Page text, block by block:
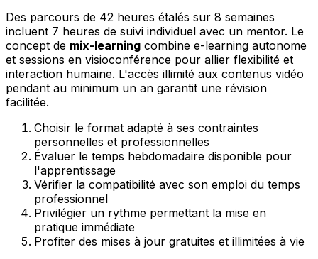
Des parcours de 42 heures étalés sur 8 semaines
incluent 7 heures de suivi individuel avec un mentor. Le
concept de mix-learning combine e-learning autonome
et sessions en visioconférence pour allier flexibilité et
interaction humaine. L'accès illimité aux contenus vidéo
pendant au minimum un an garantit une révision
facilitée.
Choisir le format adapté à ses contraintes
personnelles et professionnelles
Évaluer le temps hebdomadaire disponible pour
l'apprentissage
Vérifier la compatibilité avec son emploi du temps
professionnel
Privilégier un rythme permettant la mise en
pratique immédiate
Profiter des mises à jour gratuites et illimitées à vie